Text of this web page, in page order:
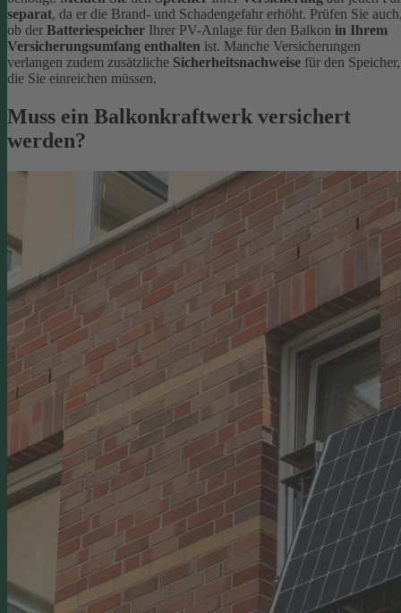
separat, da er die Brand- und Schadengefahr erhöht. Prüfen Sie
ob der Batteriespeicher Ihrer PV-Anlage für den Balkon in Ihrem
Versicherungsumfang enthalten ist. Manche Versicherungen
verlangen zudem zusätzliche Sicherheitsnachweise für den Speicher,
die Sie einreichen müssen.
Muss ein Balkonkraftwerk versichert
werden?